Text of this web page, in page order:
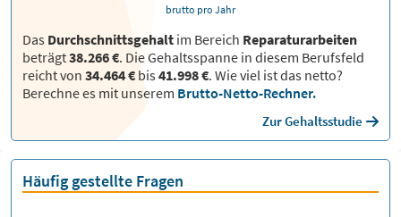
Das Durchschnittsgehalt im Bereich Reparaturarbeiten
beträgt38.266 €. Die Gehaltsspanne in diesem Berufsfeld
reicht von 34.464 € bis41.998 €. Wie viel ist das netto?
Berechne es mit unserem Brutto-Netto-Rechner.
Zur Gehaltsstudie
brutto pro Jahr
Häufig gestellte Fragen